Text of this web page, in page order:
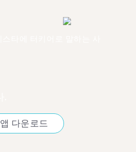
앱 다운로드